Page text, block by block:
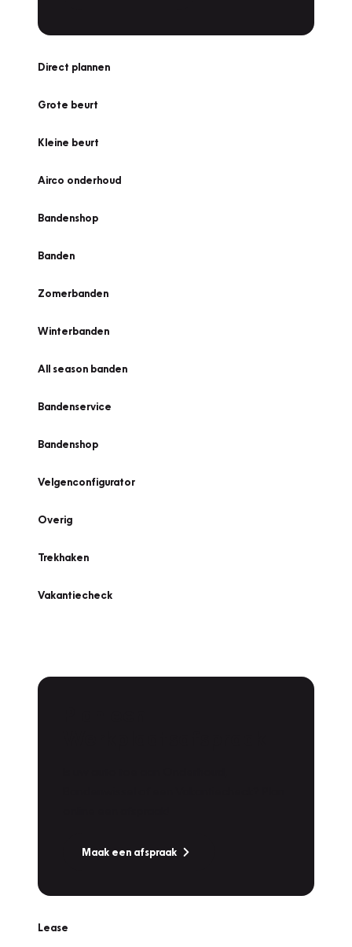
Direct plannen
Grote beurt
Kleine beurt
Airco onderhoud
Bandenshop
Banden
Zomerbanden
Winterbanden
All season banden
Bandenservice
Bandenshop
Velgenconfigurator
Overig
Trekhaken
Vakantiecheck
Maak een afspraak
Lease